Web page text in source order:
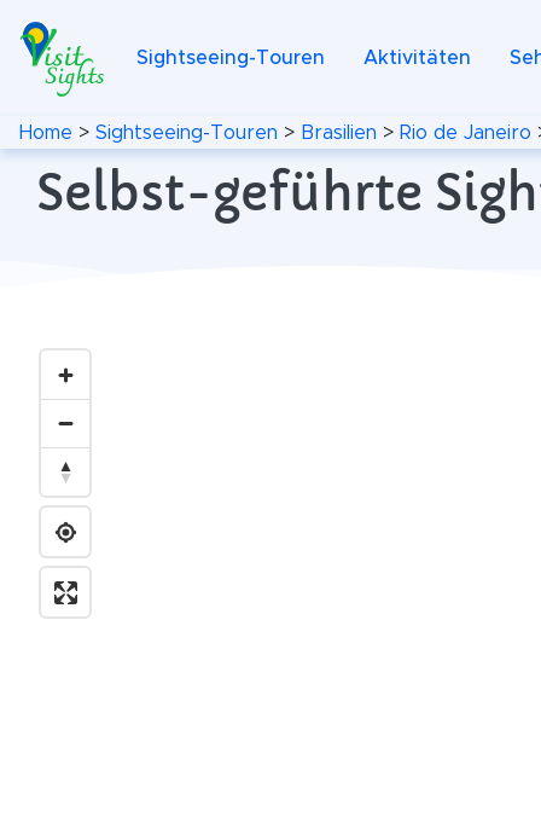
Sightseeing-Touren Aktivitäten
Home > Sightseeing-Touren > Brasilien > Rio de Janeiro
Selbst-geführte